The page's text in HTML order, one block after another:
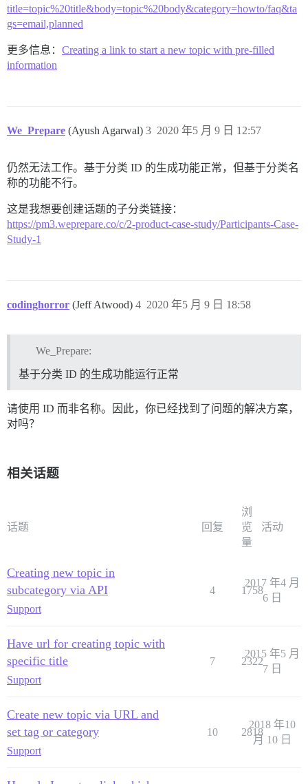
title=topic%20title&body=topic%20body&category=howto/faq&ta
gs=email,planned
更多信息： Creating a link to start a new topic with pre-filled
information
We_Prepare (Ayush Agarwal) 2020 年5 月 9 日 12:57
3
仍然无法工作。基于分类 ID 的生成功能正常，但基于分类名
称的功能不行。
这是我想要创建话题的子分类链接：
https://pm3.weprepare.co/c/2-product-case-study/Participants-Case-
Study-1
codinghorror (Jeff Atwood) 2020 年5 月 9 日 18:58
4
We_Prepare:
基于分类 ID 的生成功能运行正常
请使用 ID 而非名称。因此，你已经找到了问题的解决方案，
对吗？
相关话题
话题 回复
浏
览
量
活动
Creating new topic in
subcategory via API
Support
4 1758
2017 年4 月
6 日
Have url for creating topic with
specific title
Support
7 2322
2015 年5 月
7 日
Create new topic via URL and
set tag or category
Support
10 2818
2018 年10
月 10 日